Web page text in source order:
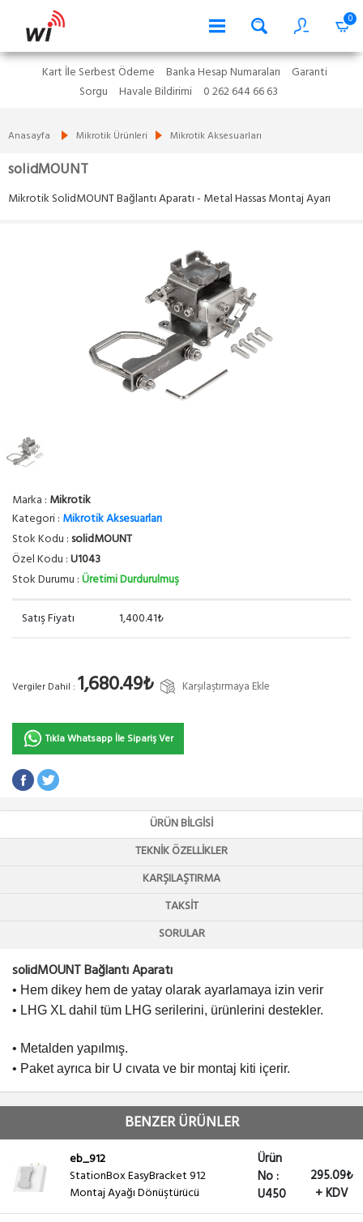
0
Kart İle Serbest Ödeme Banka Hesap Numaraları
Garanti
Sorgu
Havale Bildirimi 0 262 644 66 63
Anasayfa Mikrotik Ürünleri Mikrotik Aksesuarları
solidMOUNT
Mikrotik SolidMOUNT Bağlantı Aparatı - Metal Hassas Montaj Ayarı
Marka : Mikrotik
Kategori : Mikrotik Aksesuarları
Stok Kodu : solidMOUNT
Özel Kodu :U1043
Stok Durumu :Üretimi Durdurulmuş
Satış Fiyatı 1,400.41₺
Vergiler Dahil : 1,680.49₺ Karşılaştırmaya Ekle
Tıkla Whatsapp İle Sipariş Ver
ÜRÜN BILGISI
TEKNIK ÖZELLIKLER
KARŞILAŞTIRMA
TAKSIT
SORULAR
solidMOUNT Bağlantı Aparatı
• Hem dikey hem de yatay olarak ayarlamaya izin verir
• LHG XL dahil tüm LHG serilerini, ürünlerini destekler.
• Metalden yapılmış.
• Paket ayrıca bir U cıvata ve bir montaj kiti içerir.
BENZER ÜRÜNLER
eb_912
StationBox EasyBracket 912
Montaj Ayağı Dönüştürücü
Ürün
No :
U450
295.09₺
+ KDV